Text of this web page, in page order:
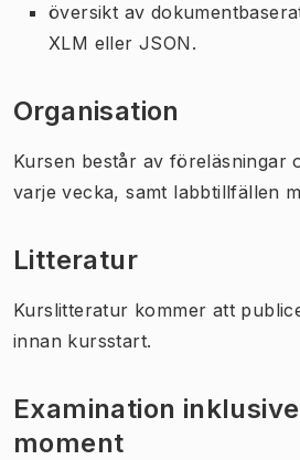
översikt av
XLM eller JSON.
Organisation
Kursen består av föreläsningar
varje vecka, samt labbtillfällen
Litteratur
Kurslitteratur kommer att
innan kursstart.
Examination
moment